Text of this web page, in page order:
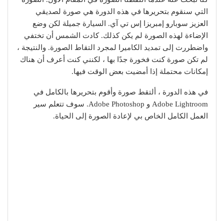
التي سنقوم بتحريرها في هذه الدورة هي صورة لصديقي
العزيز سوبارو إمبريزا إس تي آي. السيارة جميلة لكن وضع
الإضاءة لهذه الصورة لم يكن كذلك. كادت الشمس أن تختفي
واضطررت إلى تمديد الكاميرا لمجرد التقاط الصورة. والنتيجة ،
لم تكن صورة كنت فخورة جدًا بها ، لكنني كنت أعرف أن هناك
إمكانات محتملة إذا أمضيت بعض الوقت فيها.
في هذه الدورة ، ألتقط صورة وأقوم بتحريرها بالكامل في
Adobe Lightroom و Adobe Photoshop. سوف تتعلم سير
العمل الكامل الخاص بي لإعادة الصورة إلى الحياة.